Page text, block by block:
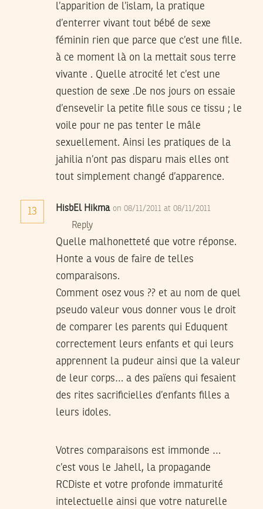
l’apparition de l’islam, la pratique
d’enterrer vivant tout bébé de sexe
féminin rien que parce que c’est une fille.
à ce moment là on la mettait sous terre
vivante . Quelle atrocité !et c’est une
question de sexe .De nos jours on essaie
d’ensevelir la petite fille sous ce tissu ; le
voile pour ne pas tenter le mâle
sexuellement. Ainsi les pratiques de la
jahilia n’ont pas disparu mais elles ont
tout simplement changé d’apparence.
13 HisbEl Hikma on 08/11/2011 at 08/11/2011
Reply
Quelle malhonetteté que votre réponse.
Honte a vous de faire de telles
comparaisons.
Comment osez vous ?? et au nom de quel
pseudo valeur vous donner vous le droit
de comparer les parents qui Eduquent
correctement leurs enfants et qui leurs
apprennent la pudeur ainsi que la valeur
de leur corps… a des païens qui fesaient
des rites sacrificielles d’enfants filles a
leurs idoles.
Votres comparaisons est immonde …
c’est vous le Jahell, la propagande
RCDiste et votre profonde immaturité
intelectuelle ainsi que votre naturelle